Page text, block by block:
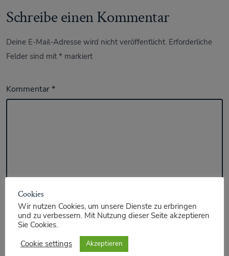
Schreibe einen Kommentar
Deine E-Mail-Adresse wird nicht veröffentlicht. Erforderliche
Felder sind mit* markiert
Kommentar*
Cookies
Wir nutzen Cookies, um unsere Dienste zu erbringen
und zu verbessern. Mit Nutzung dieser Seite akzeptieren
Sie Cookies.
Cookie settings
Akzeptieren